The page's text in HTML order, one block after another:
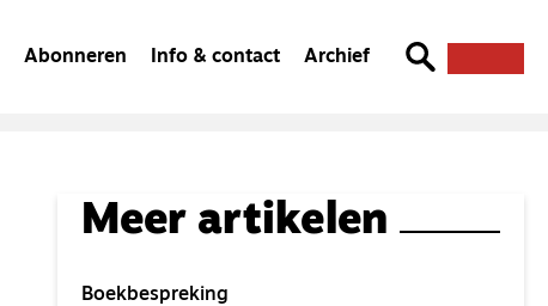
Abonneren Info & contact Archief
Meer artikelen
Boekbespreking